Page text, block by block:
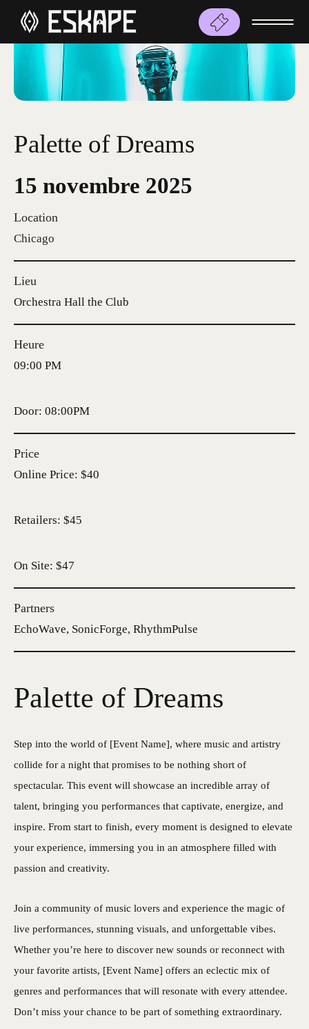
Palette of Dreams
15 novembre 2025
Location
Chicago
Lieu
Orchestra Hall the Club
Heure
09:00 PM
Door: 08:00PM
Price
Online Price: $40
Retailers: $45
On Site: $47
Partners
EchoWave, SonicForge, RhythmPulse
Palette of Dreams
Step into the world of [Event Name], where music and artistry
collide for a night that promises to be nothing short of
spectacular. This event will showcase an incredible array of
talent, bringing you performances that captivate, energize, and
inspire. From start to finish, every moment is designed to elevate
your experience, immersing you in an atmosphere filled with
passion and creativity.
Join a community of music lovers and experience the magic of
live performances, stunning visuals, and unforgettable vibes.
Whether you’re here to discover new sounds or reconnect with
your favorite artists, [Event Name] offers an eclectic mix of
genres and performances that will resonate with every attendee.
Don’t miss your chance to be part of something extraordinary.